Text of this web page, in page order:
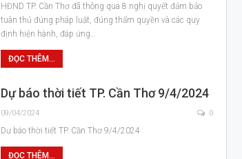
HĐND TP. Cần Thơ đã thông qua 8 nghị quyết đảm bảo
tuân thủ đúng pháp luật, đúng thẩm quyền và các quy
định hiện hành, đáp ứng…
ĐỌC THÊM...
Dự báo thời tiết TP. Cần Thơ 9/4/2024
09/04/2024 0
Dự báo thời tiết TP. Cần Thơ 9/4/2024
ĐỌC THÊM...